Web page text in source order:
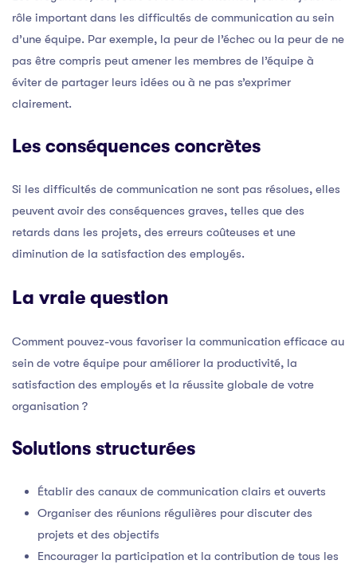
rôle important dans les difficultés de communication au sein
d’une équipe. Par exemple, la peur de l’échec ou la peur de ne
pas être compris peut amener les membres de l’équipe à
éviter de partager leurs idées ou à ne pas s’exprimer
clairement.
Les conséquences concrètes
Si les difficultés de communication ne sont pas résolues, elles
peuvent avoir des conséquences graves, telles que des
retards dans les projets, des erreurs coûteuses et une
diminution de la satisfaction des employés.
La vraie question
Comment pouvez-vous favoriser la communication efficace au
sein de votre équipe pour améliorer la productivité, la
satisfaction des employés et la réussite globale de votre
organisation ?
Solutions structurées
Établir des canaux de communication clairs et ouverts
Organiser des réunions régulières pour discuter des
projets et des objectifs
Encourager la participation et la contribution de tous les